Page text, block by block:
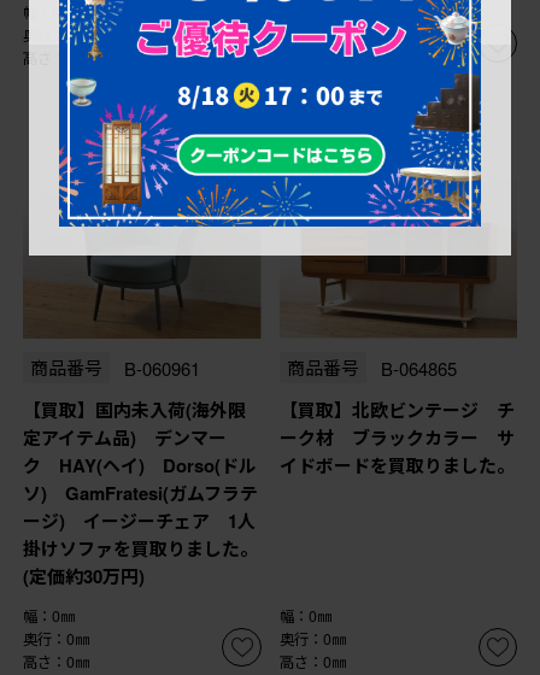
幅：0㎜
奥行：0㎜
高さ：0㎜
奥行：0㎜
高さ：0㎜
商品番号 B-060961
【買取】国内未入荷(海外限
定アイテム品) デンマー
ク HAY(ヘイ) Dorso(ドル
ソ) GamFratesi(ガムフラテ
ージ) イージーチェア 1人
掛けソファを買取りました。
(定価約30万円)
幅：0㎜
奥行：0㎜
高さ：0㎜
商品番号 B-064865
【買取】北欧ビンテージ チ
ーク材 ブラックカラー サ
イドボードを買取りました。
幅：0㎜
奥行：0㎜
高さ：0㎜